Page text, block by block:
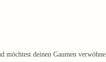
möchtest deinen Gaumen